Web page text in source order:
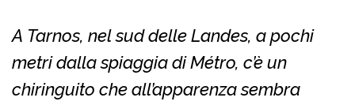
A Tarnos, nel sud delle Landes, a pochi
metri dalla spiaggia di Métro, c’è un
chiringuito che all’apparenza sembra